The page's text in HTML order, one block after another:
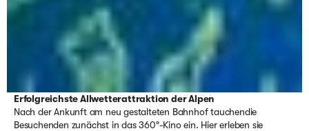
Erfolgreichste Allwetterattraktion der Alpen
Nach der Ankunft am neu gestalteten Bahnhof tauchendie
Besuchenden zunächst in das 360°-Kino ein. Hier erleben sie